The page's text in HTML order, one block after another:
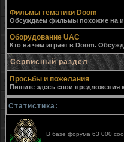
Фильмы тематики Doom
Обсуждаем фильмы похожие на
Оборудование UAC
Кто на чём играет в Doom.
Сервисный раздел
Просьбы и пожелания
Пишите здесь свои предложения
Статистика:
В базе форума 63 000